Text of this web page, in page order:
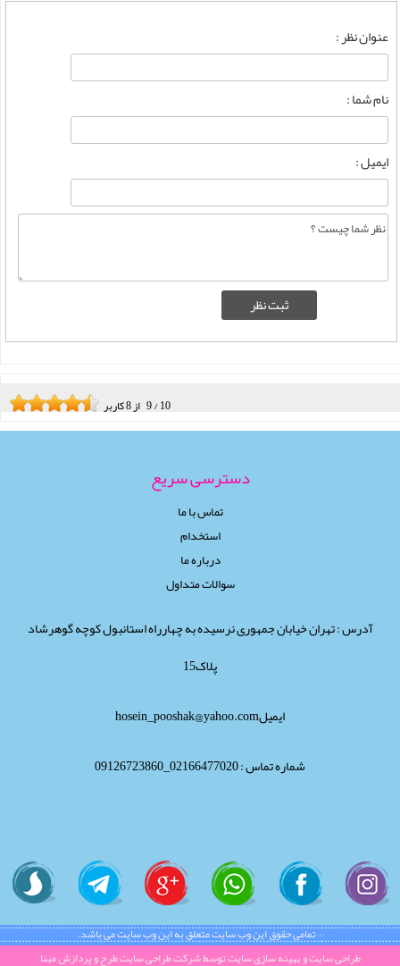
عنوان نظر :
نام شما :
ایمیل :
9/10 از8کاربر
دسترسی سریع
تماس با ما
استخدام
درباره ما
سوالات متداول
آدرس : تهران خیابان جمهوری نرسیده به چهارراه استانبول کوچه گوهرشاد
پلاک15
ایمیلhosein_pooshak@yahoo.com
شماره تماس : 02166477020_09126723860
© تمامی حقوق این وب سایت متعلق به این وب سایت می باشد.
طراحی سایتوبهینه سازی سایتتوسطشرکت طراحی سایتطرح و پردازش مبنا